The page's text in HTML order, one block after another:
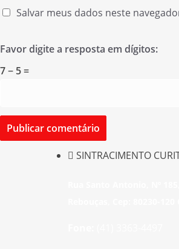
Salvar meus dados neste
Favor digite a resposta em dígitos:
7 − 5 =
SINTRACIMENTO